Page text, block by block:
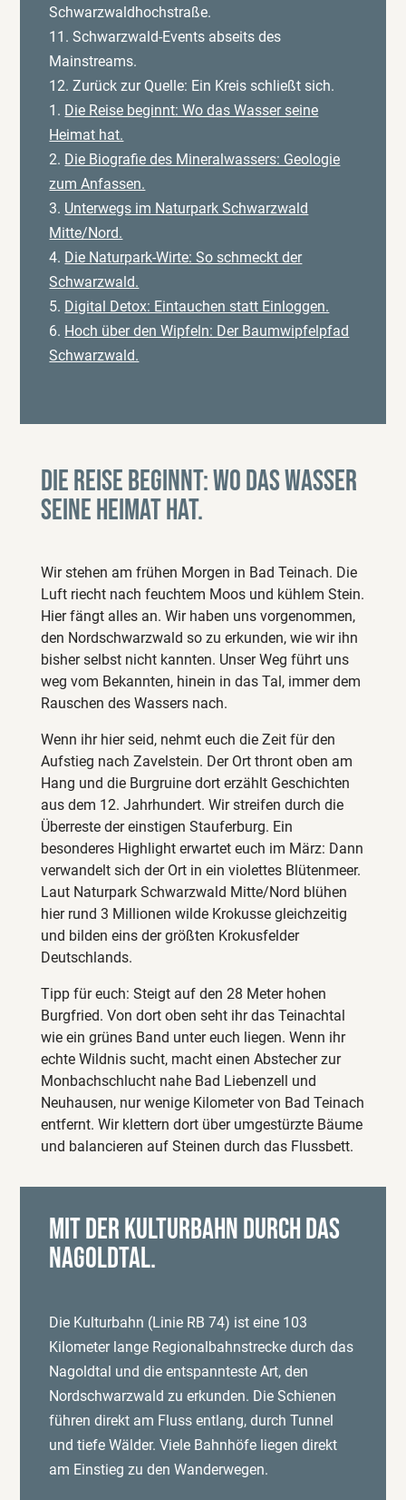
1. Die Reise beginnt: Wo das Wasser seine
Heimat hat.
2. Die Biografie des Mineralwassers: Geologie
zum Anfassen.
3. Unterwegs im Naturpark Schwarzwald
Mitte/Nord.
4. Die Naturpark-Wirte: So schmeckt der
Schwarzwald.
5. Digital Detox: Eintauchen statt Einloggen.
6. Hoch über den Wipfeln: Der Baumwipfelpfad
Schwarzwald.
Schwarzwaldhochstraße.
11. Schwarzwald-Events abseits des
Mainstreams.
12. Zurück zur Quelle: Ein Kreis schließt sich.
Die Reise beginnt: Wo das Wasser
seine Heimat hat.
Wir stehen am frühen Morgen in Bad Teinach. Die
Luft riecht nach feuchtem Moos und kühlem Stein.
Hier fängt alles an. Wir haben uns vorgenommen,
den Nordschwarzwald so zu erkunden, wie wir ihn
bisher selbst nicht kannten. Unser Weg führt uns
weg vom Bekannten, hinein in das Tal, immer dem
Rauschen des Wassers nach.
Wenn ihr hier seid, nehmt euch die Zeit für den
Aufstieg nach Zavelstein. Der Ort thront oben am
Hang und die Burgruine dort erzählt Geschichten
aus dem 12. Jahrhundert. Wir streifen durch die
Überreste der einstigen Stauferburg. Ein
besonderes Highlight erwartet euch im März: Dann
verwandelt sich der Ort in ein violettes Blütenmeer.
Laut Naturpark Schwarzwald Mitte/Nord blühen
hier rund 3 Millionen wilde Krokusse gleichzeitig
und bilden eins der größten Krokusfelder
Deutschlands.
Tipp für euch: Steigt auf den 28 Meter hohen
Burgfried. Von dort oben seht ihr das Teinachtal
wie ein grünes Band unter euch liegen. Wenn ihr
echte Wildnis sucht, macht einen Abstecher zur
Monbachschlucht nahe Bad Liebenzell und
Neuhausen, nur wenige Kilometer von Bad Teinach
entfernt. Wir klettern dort über umgestürzte Bäume
und balancieren auf Steinen durch das Flussbett.
Mit der Kulturbahn durch das
Nagoldtal.
Die Kulturbahn (Linie RB 74) ist eine 103
Kilometer lange Regionalbahnstrecke durch das
Nagoldtal und die entspannteste Art, den
Nordschwarzwald zu erkunden. Die Schienen
führen direkt am Fluss entlang, durch Tunnel
und tiefe Wälder. Viele Bahnhöfe liegen direkt
am Einstieg zu den Wanderwegen.